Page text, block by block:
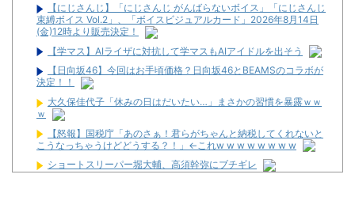
【にじさんじ】「にじさんじ がんばらないボイス」「にじさんじ
束縛ボイス Vol.2」、「ボイスビジュアルカード」2026年8月14日
(金)12時より販売決定！
【学マス】AIライザに対抗して学マスもAIアイドルを出そう
【日向坂46】今回はお手頃価格？日向坂46とBEAMSのコラボが
決定！！
大久保佳代子「休みの日はだいたい…」まさかの習慣を暴露ｗｗ
ｗ
【怒報】国税庁「あのさぁ！君らがちゃんと納税してくれないと
こうなっちゃうけどどうする？！」←これw w w w w w w w
ショートスリーパー堀大輔、高須幹弥にブチギレ